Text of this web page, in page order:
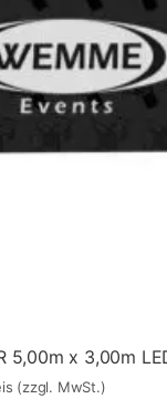
(zzgl. MwSt.)